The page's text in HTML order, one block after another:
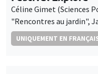
Céline Gimet (Sciences
"Rencontres au jardin",
UNIQUEMENT EN